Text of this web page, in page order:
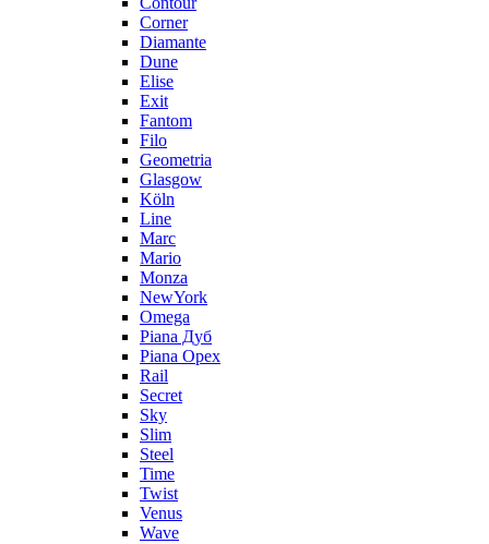
Corner
Diamante
Dune
Elise
Exit
Fantom
Filo
Geometria
Glasgow
Köln
Line
Marc
Mario
Monza
NewYork
Omega
Piana Дуб
Piana Орех
Rail
Secret
Sky
Slim
Steel
Time
Twist
Venus
Wave